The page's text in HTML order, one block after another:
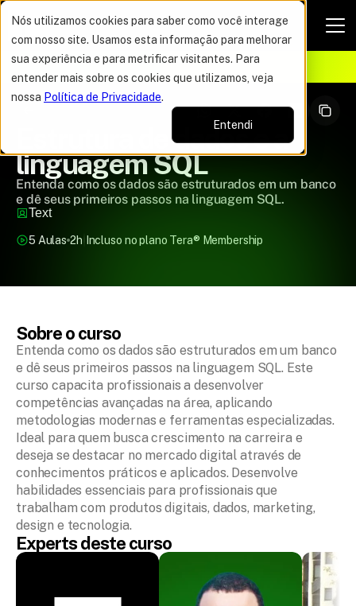
Nós utilizamos cookies para saber como você interage
com nosso site. Usamos esta informação para melhorar
sua experiência e para metrificar visitantes. Para
entender mais sobre os cookies que utilizamos, veja
nossa Política de Privacidade.
Entendi
OFERTA DO ANO VAGAS POR TEMPO LIMITADO
Estrutura de dados e a
linguagem SQL
Entenda como os dados são estruturados em um banco
e dê seus primeiros passos na linguagem SQL.
Text
5 Aulas 2h Incluso no plano Tera® Membership
Sobre o curso
Entenda como os dados são estruturados em um banco
e dê seus primeiros passos na linguagem SQL. Este
curso capacita profissionais a desenvolver
competências avançadas na área, aplicando
metodologias modernas e ferramentas especializadas.
Ideal para quem busca crescimento na carreira e
deseja se destacar no mercado digital através de
conhecimentos práticos e aplicados. Desenvolve
habilidades essenciais para profissionais que
trabalham com produtos digitais, dados, marketing,
design e tecnologia.
Experts deste curso